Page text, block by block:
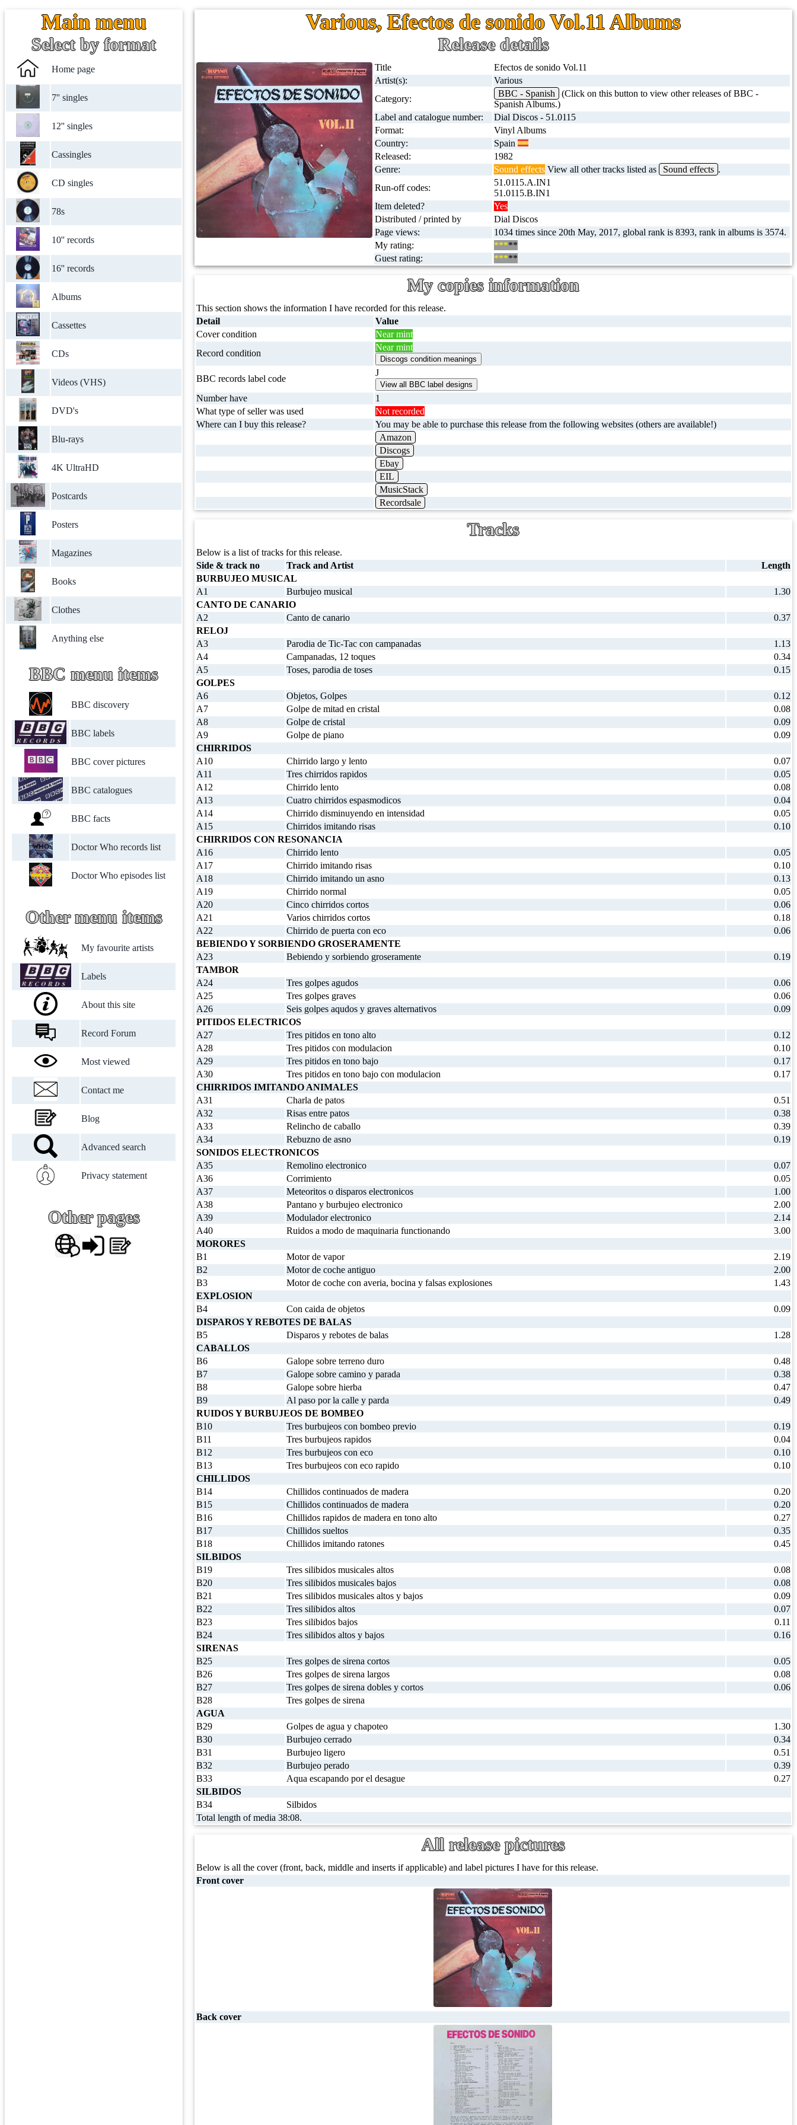
Main menu
Select by format
Home page
7'' singles
12'' singles
Cassingles
CD singles
78s
10'' records
16'' records
Albums
Cassettes
CDs
Videos (VHS)
DVD's
Blu-rays
4K UltraHD
Postcards
Posters
Magazines
Books
Clothes
Anything else
BBC menu items
BBC discovery
BBC labels
BBC cover pictures
BBC catalogues
BBC facts
Doctor Who records list
Doctor Who episodes list
Other menu items
My favourite artists
Labels
About this site
Record Forum
Most viewed
Contact me
Blog
Advanced search
Privacy statement
Other pages
Various, Efectos de sonido Vol.11 Albums
Release details
Title
Efectos de sonido Vol.11
Artist(s):
Various
Category:
BBC - Spanish
(Click on this button to view other releases of BBC -
Spanish Albums.)
Label and catalogue number:
Dial Discos - 51.0115
Format:
Vinyl Albums
Country:
Spain
Released:
1982
Genre:
Sound effects View all other tracks listed as Sound effects .
Run-off codes:
51.0115.A.IN1
51.0115.B.IN1
Item deleted?
Yes
Distributed / printed by
Dial Discos
Page views:
1034 times since 20th May, 2017, global rank is 8393, rank in albums is 3574.
My rating:
*****
Guest rating:
*****
My copies information
This section shows the information I have recorded for this release.
Detail
Value
Cover condition
Near mint
Record condition
Near mint
BBC records label code
J
Number have
1
What type of seller was used
Not recorded
Where can I buy this release?
You may be able to purchase this release from the following websites (others are available!)
Amazon
Discogs
Ebay
EIL
MusicStack
Recordsale
Tracks
Below is a list of tracks for this release.
Side & track no
Track and Artist
Length
BURBUJEO MUSICAL
A1
Burbujeo musical
1.30
CANTO DE CANARIO
A2
Canto de canario
0.37
RELOJ
A3
Parodia de Tic-Tac con campanadas
1.13
A4
Campanadas, 12 toques
0.34
A5
Toses, parodia de toses
0.15
GOLPES
A6
Objetos, Golpes
0.12
A7
Golpe de mitad en cristal
0.08
A8
Golpe de cristal
0.09
A9
Golpe de piano
0.09
CHIRRIDOS
A10
Chirrido largo y lento
0.07
A11
Tres chirridos rapidos
0.05
A12
Chirrido lento
0.08
A13
Cuatro chirridos espasmodicos
0.04
A14
Chirrido disminuyendo en intensidad
0.05
A15
Chirridos imitando risas
0.10
CHIRRIDOS CON RESONANCIA
A16
Chirrido lento
0.05
A17
Chirrido imitando risas
0.10
A18
Chirrido imitando un asno
0.13
A19
Chirrido normal
0.05
A20
Cinco chirridos cortos
0.06
A21
Varios chirridos cortos
0.18
A22
Chirrido de puerta con eco
0.06
BEBIENDO Y SORBIENDO GROSERAMENTE
A23
Bebiendo y sorbiendo groseramente
0.19
TAMBOR
A24
Tres golpes agudos
0.06
A25
Tres golpes graves
0.06
A26
Seis golpes aqudos y graves alternativos
0.09
PITIDOS ELECTRICOS
A27
Tres pitidos en tono alto
0.12
A28
Tres pitidos con modulacion
0.10
A29
Tres pitidos en tono bajo
0.17
A30
Tres pitidos en tono bajo con modulacion
0.17
CHIRRIDOS IMITANDO ANIMALES
A31
Charla de patos
0.51
A32
Risas entre patos
0.38
A33
Relincho de caballo
0.39
A34
Rebuzno de asno
0.19
SONIDOS ELECTRONICOS
A35
Remolino electronico
0.07
A36
Corrimiento
0.05
A37
Meteoritos o disparos electronicos
1.00
A38
Pantano y burbujeo electronico
2.00
A39
Modulador electronico
2.14
A40
Ruidos a modo de maquinaria functionando
3.00
MORORES
B1
Motor de vapor
2.19
B2
Motor de coche antiguo
2.00
B3
Motor de coche con averia, bocina y falsas explosiones
1.43
EXPLOSION
B4
Con caida de objetos
0.09
DISPAROS Y REBOTES DE BALAS
B5
Disparos y rebotes de balas
1.28
CABALLOS
B6
Galope sobre terreno duro
0.48
B7
Galope sobre camino y parada
0.38
B8
Galope sobre hierba
0.47
B9
Al paso por la calle y parda
0.49
RUIDOS Y BURBUJEOS DE BOMBEO
B10
Tres burbujeos con bombeo previo
0.19
B11
Tres burbujeos rapidos
0.04
B12
Tres burbujeos con eco
0.10
B13
Tres burbujeos con eco rapido
0.10
CHILLIDOS
B14
Chillidos continuados de madera
0.20
B15
Chillidos continuados de madera
0.20
B16
Chillidos rapidos de madera en tono alto
0.27
B17
Chillidos sueltos
0.35
B18
Chillidos imitando ratones
0.45
SILBIDOS
B19
Tres silibidos musicales altos
0.08
B20
Tres silibidos musicales bajos
0.08
B21
Tres silibidos musicales altos y bajos
0.09
B22
Tres silibidos altos
0.07
B23
Tres silibidos bajos
0.11
B24
Tres silibidos altos y bajos
0.16
SIRENAS
B25
Tres golpes de sirena cortos
0.05
B26
Tres golpes de sirena largos
0.08
B27
Tres golpes de sirena dobles y cortos
0.06
B28
Tres golpes de sirena
AGUA
B29
Golpes de agua y chapoteo
1.30
B30
Burbujeo cerrado
0.34
B31
Burbujeo ligero
0.51
B32
Burbujeo perado
0.39
B33
Aqua escapando por el desague
0.27
SILBIDOS
B34
Silbidos
Total length of media 38:08.
All release pictures
Below is all the cover (front, back, middle and inserts if applicable) and label pictures I have for this release.
Front cover
Back cover